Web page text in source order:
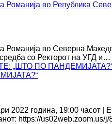
Романија во Република
Романија во Северна
со Ректорот на УГД и…
2022 година, 19:00 часот |
https://us02web.zoom.us/